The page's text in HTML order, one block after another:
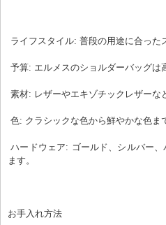
ライフスタイル: 普段の用途に合った
予算: エルメスのショルダーバッグは
素材: レザーやエキゾチックレザーな
色: クラシックな色から鮮やかな色ま
ハードウェア: ゴールド、シルバー、パパラジウムなどのさまざまな仕上げが用意されてい
ます。
お手入れ方法